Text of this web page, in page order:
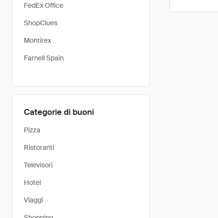
FedEx Office
ShopClues
Montirex
Farnell Spain
Categorie di buoni
Pizza
Ristoranti
Televisori
Hotel
Viaggi